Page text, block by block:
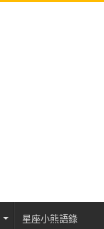
星座小熊語錄